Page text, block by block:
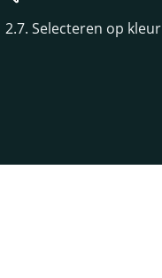
2.7. Selecteren op kleur